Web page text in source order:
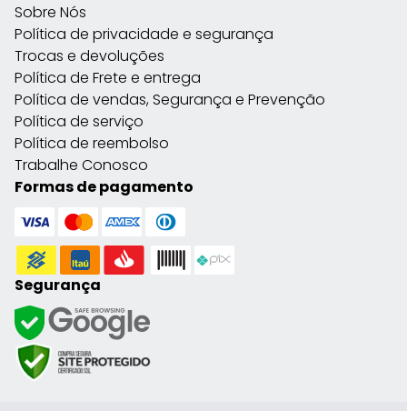
Sobre Nós
Política de privacidade e segurança
Trocas e devoluções
Política de Frete e entrega
Política de vendas, Segurança e Prevenção
Política de serviço
Política de reembolso
Trabalhe Conosco
Formas de pagamento
Segurança